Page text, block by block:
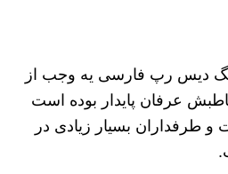
آهنگ دیس رپ فارسی یه وجب از
۱۳۹۱ که مخاطبش عرفان پایدار بوده است
طرفداران بسیار زیادی در